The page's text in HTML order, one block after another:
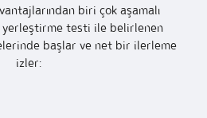
biri çok aşamalı
yerleştirme testi ile belirlenen
başlar ve net bir ilerleme
izler: